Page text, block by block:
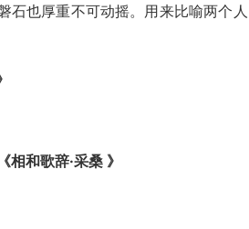
石也厚重不可动摇。用来比喻两个
和歌辞·采桑 》